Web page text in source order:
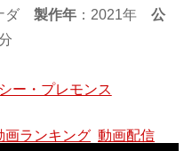
ダ 製作年：2021年 公
ー・プレモンス
画ランキング 動画配信